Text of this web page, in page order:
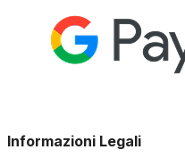
Informazioni Legali